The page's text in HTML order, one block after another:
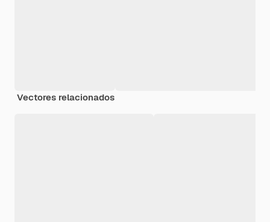
Vectores relacionados